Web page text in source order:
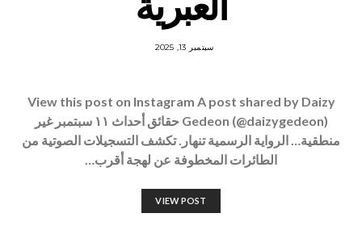
سبتمبر 13, 2025
View this post on Instagram A post shared by Daizy
Gedeon (@daizygedeon) حقائق أحداث ١١ سبتمبر غير
منطقية… الرواية الرسمية تنهار. تكشف التسجيلات الصوتية من
الطائرات المخطوفة عن لهجة أقرب…
VIEW POST